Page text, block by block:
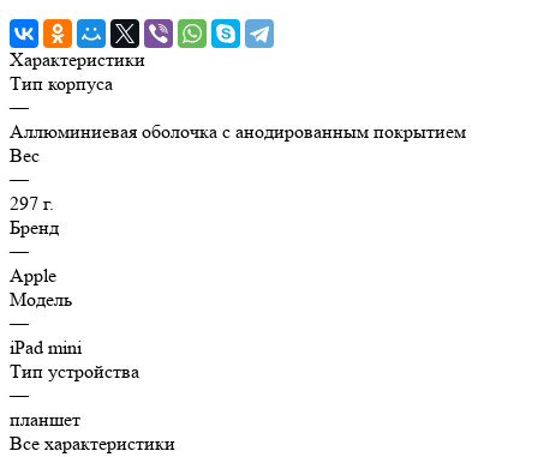
Характеристики
Тип корпуса
—
Аллюминиевая оболочка с анодированным покрытием
Вес
—
297 г.
Бренд
—
Apple
Модель
—
iPad mini
Тип устройства
—
планшет
Все характеристики